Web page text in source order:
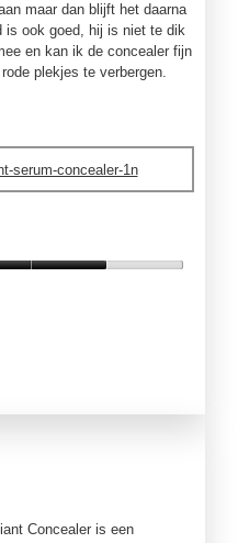
maar dan blijft het daarna
is ook goed, hij is niet te dik
en kan ik de concealer fijn
plekjes te verbergen.
serum-concealer-1n
Concealer is een